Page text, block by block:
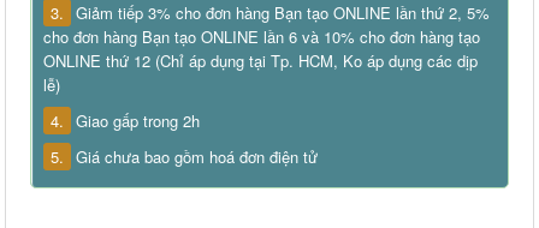
3. Giảm tiếp 3% cho đơn hàng Bạn tạo ONLINE lần thứ 2, 5%
cho đơn hàng Bạn tạo ONLINE lần 6 và 10% cho đơn hàng tạo
ONLINE thứ 12 (Chỉ áp dụng tại Tp. HCM, Ko áp dụng các dịp
lễ)
4. Giao gấp trong 2h
5. Giá chưa bao gồm hoá đơn điện tử